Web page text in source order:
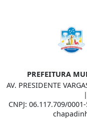
PREFEITURA
AV. PRESIDENTE
CNPJ: 06.117.709/